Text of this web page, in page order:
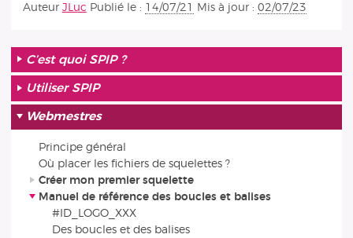
Auteur JLuc Publié le : 14/07/21 Mis à jour : 02/07/23
C’est quoi SPIP ?
Utiliser SPIP
Webmestres
Principe général
Où placer les fichiers de squelettes ?
Créer mon premier squelette
Manuel de référence des boucles et balises
#ID_LOGO_XXX
Des boucles et des balises